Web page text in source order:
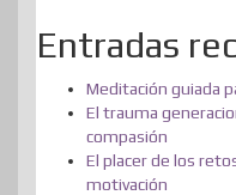
Entradas
Meditación guiada
El trauma
compasión
El placer de los
motivación